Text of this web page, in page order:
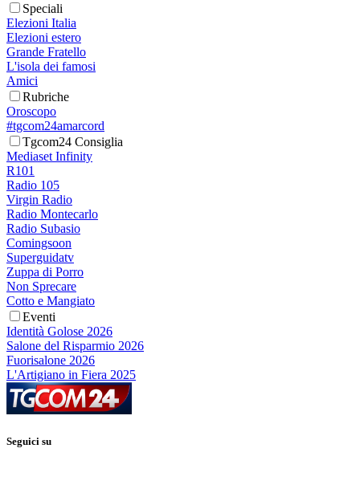
Speciali
Elezioni Italia
Elezioni estero
Grande Fratello
L'isola dei famosi
Amici
Rubriche
Oroscopo
#tgcom24amarcord
Tgcom24 Consiglia
Mediaset Infinity
R101
Radio 105
Virgin Radio
Radio Montecarlo
Radio Subasio
Comingsoon
Superguidatv
Zuppa di Porro
Non Sprecare
Cotto e Mangiato
Eventi
Identità Golose 2026
Salone del Risparmio 2026
Fuorisalone 2026
L'Artigiano in Fiera 2025
Seguici su